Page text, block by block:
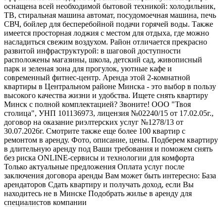
оснащена всей необходимой бытовой техникой: холодильник,
ТВ, стиральная машина автомат, посудомоечная машина, печь
СВЧ, бойлер для бесперебойной подачи горячей воды. Также
имеется просторная лоджия с местом для отдыха, где можно
насладиться свежим воздухом. Район отличается прекрасно
развитой инфраструктурой: в шаговой доступности
расположены магазины, школа, детский сад, живописный
парк и зеленая зона для прогулок, уютные кафе и
современный фитнес-центр. Аренда этой 2-комнатной
квартиры в Центральном районе Минска - это выбор в пользу
высокого качества жизни и удобства. Ищете снять квартиру
Минск с полной комплектацией? Звоните! ООО "Твоя
столица", УНП 101136973, лицензия №02240/15 от 17.02.05г.,
договор на оказание риэлтерских услуг №1278/13 от
30.07.2026г. Смотрите также еще более 100 квартир с
ремонтом в аренду. Фото, описание, цены. Подберем квартиру
в длительную аренду под Ваши требования и поможем снять
без риска ONLINE-сервисы и технологии для комфорта
Только актуальные предложения Оплата услуг после
заключения договора аренды Вам может быть интересно: База
арендаторов Сдать квартиру и получать доход, если Вы
находитесь не в Минске Подобрать жилье в аренду для
специалистов компании